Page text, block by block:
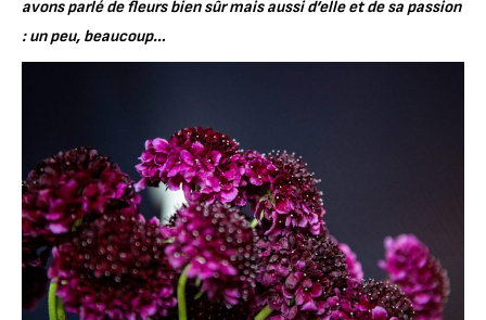
avons parlé de fleurs bien sûr mais aussi d’elle et de sa passion
: un peu, beaucoup…